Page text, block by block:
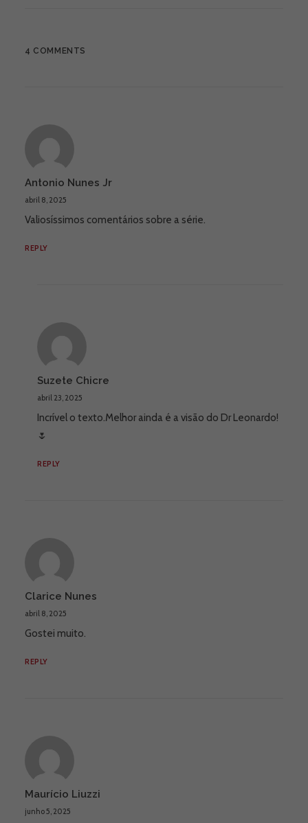
4 COMMENTS
Antonio Nunes Jr
abril 8, 2025
Valiosíssimos comentários sobre a série.
REPLY
Suzete Chicre
abril 23, 2025
Incrível o texto.Melhor ainda é a visão do Dr Leonardo!
🌷
REPLY
Clarice Nunes
abril 8, 2025
Gostei muito.
REPLY
Maurício Liuzzi
junho 5, 2025